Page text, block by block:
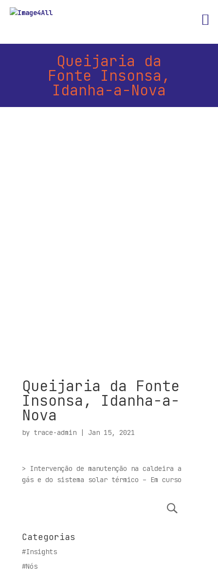
Queijaria da
Fonte Insonsa,
Idanha-a-Nova
Queijaria da Fonte
Insonsa, Idanha-a-
Nova
by trace-admin| Jan 15, 2021
> Intervenção de manutenção na caldeira a
gás e do sistema solar térmico – Em curso
Categorias
#Insights
#Nós